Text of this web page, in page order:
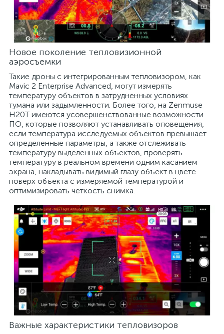
Новое поколение тепловизионной
аэросъемки
Такие дроны с интегрированным тепловизором, как
Mavic 2 Enterprise Advanced, могут измерять
температуру объектов в затрудненных условиях
тумана или задымленности. Более того, на Zenmuse
H20T имеются усовершенствованные возможности
ПО, которые позволяют устанавливать оповещения,
если температура исследуемых объектов превышает
определенные параметры, а также отслеживать
температуру выделенных объектов, проверять
температуру в реальном времени одним касанием
экрана, накладывать видимый глазу объект в цвете
поверх объекта с измеряемой температурой и
оптимизировать четкость снимка.
Важные характеристики тепловизоров